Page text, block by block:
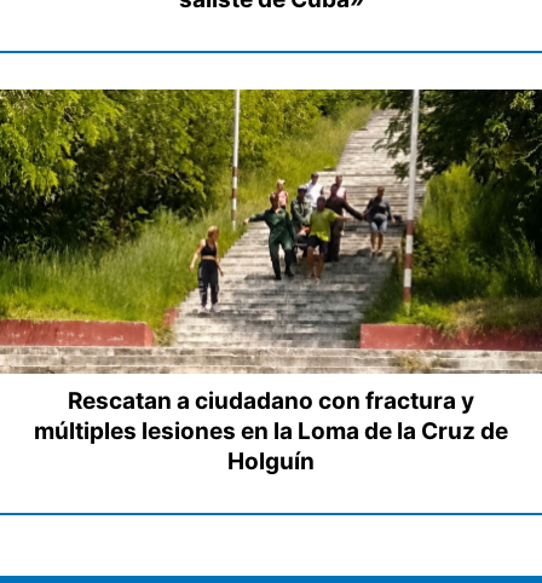
Rescatan a ciudadano con fractura y
múltiples lesiones en la Loma de la Cruz de
Holguín